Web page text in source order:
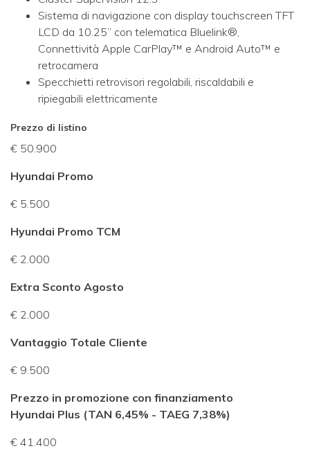
Sistema di navigazione con display touchscreen TFT
LCD da 10.25” con telematica Bluelink®,
Connettività Apple CarPlay™ e Android Auto™ e
retrocamera
Specchietti retrovisori regolabili, riscaldabili e
ripiegabili elettricamente
Prezzo di listino
€ 50.900
Hyundai Promo
€ 5.500
Hyundai Promo TCM
€ 2.000
Extra Sconto Agosto
€ 2.000
Vantaggio Totale Cliente
€ 9.500
Prezzo in promozione con finanziamento
Hyundai Plus (TAN 6,45% - TAEG 7,38%)
€ 41.400